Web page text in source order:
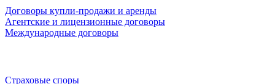
Договоры купли-продажи и аренды
Агентские и лицензионные договоры
Международные договоры
Страховые споры